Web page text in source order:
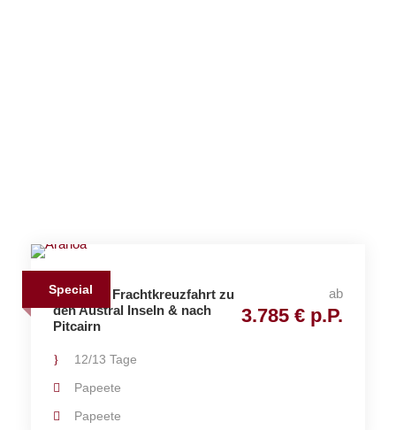
Special
Aranoa – Frachtkreuzfahrt zu
den Austral Inseln & nach
Pitcairn
ab
3.785 € p.P.
12/13 Tage
Papeete
Papeete